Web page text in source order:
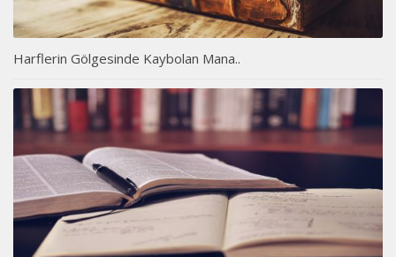
Harflerin Gölgesinde Kaybolan Mana..